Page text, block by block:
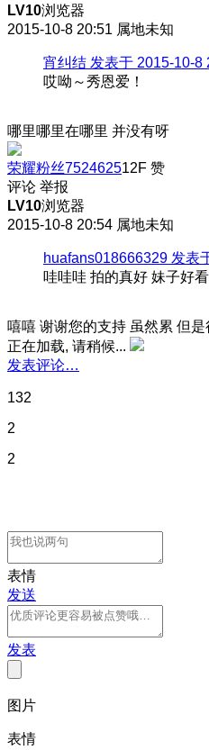
LV10浏览器
2015-10-8 20:51 属地未知
宵纠结 发表于 2015-10-8
哎呦～秀恩爱！
哪里哪里在哪里 并没有呀
荣耀粉丝752462512F 赞
评论 举报
LV10浏览器
2015-10-8 20:54 属地未知
huafans018666329 发表
哇哇哇 拍的真好 妹子好
嘻嘻 谢谢您的支持 虽然累 但
正在加载, 请稍候...
发表评论…
132
2
2
表情
发送
发表
图片
表情